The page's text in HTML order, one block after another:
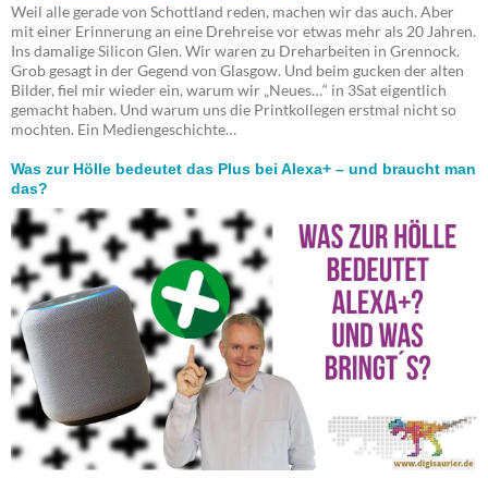
Weil alle gerade von Schottland reden, machen wir das auch. Aber
mit einer Erinnerung an eine Drehreise vor etwas mehr als 20 Jahren.
Ins damalige Silicon Glen. Wir waren zu Dreharbeiten in Grennock.
Grob gesagt in der Gegend von Glasgow. Und beim gucken der alten
Bilder, fiel mir wieder ein, warum wir „Neues…“ in 3Sat eigentlich
gemacht haben. Und warum uns die Printkollegen erstmal nicht so
mochten. Ein Mediengeschichte…
Was zur Hölle bedeutet das Plus bei Alexa+ – und braucht man
das?